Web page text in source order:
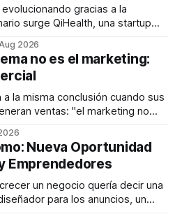
gracias a la
surge QiHealth, una startup
artificial y monitoreo
a las personas a tomar mejores
metabólica. Su propuesta busca
2026
no es el marketing:
la misma conclusión cuando sus
ventas: "el marketing no
en otro lugar. Durante
SER PRO, el especialista en
Nueva Oportunidad
Emprendedores
un negocio quería decir una
para los anuncios, un